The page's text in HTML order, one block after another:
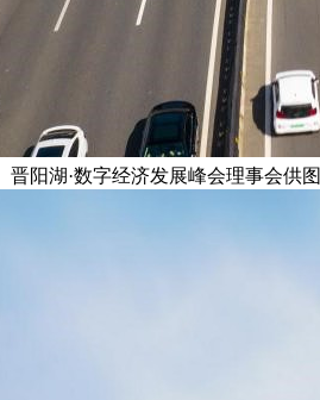
阳湖·数字经济发展峰会理事会供图